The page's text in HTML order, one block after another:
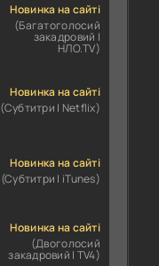
Новинка на сайті
(Багатоголосий
закадровий |
НЛО.TV)
Новинка на сайті
(Субтитри | Netflix)
Новинка на сайті
(Субтитри | iTunes)
Новинка на сайті
(Двоголосий
закадровий | TV4)